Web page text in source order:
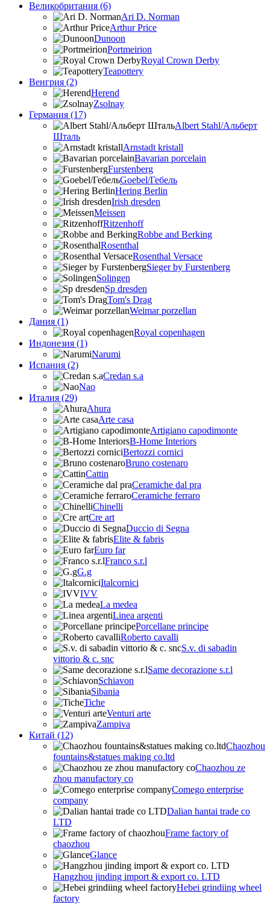
Великобритания (6)
Ari D. Norman
Arthur Price
Dunoon
Portmeirion
Royal Crown Derby
Teapottery
Венгрия (2)
Herend
Zsolnay
Германия (17)
Albert Stahl/Альбеpт
Шталь
Arnstadt kristall
Bavarian porcelain
Furstenberg
Goebel/Гебель
Hering Berlin
Irish dresden
Meissen
Ritzenhoff
Robbe and Berking
Rosenthal
Rosenthal Versace
Sieger by Furstenberg
Solingen
Sp dresden
Tom's Drag
Weimar porzellan
Дания (1)
Royal copenhagen
Индонезия (1)
Narumi
Испания (2)
Credan s.a
Nao
Италия (29)
Ahura
Arte casa
Artigiano capodimonte
B-Home Interiors
Bertozzi cornici
Bruno costenaro
Cattin
Ceramiche dal pra
Ceramiche ferraro
Chinelli
Cre art
Duccio di Segna
Elite & fabris
Euro far
Franco s.r.l
G.g
Italcornici
IVV
La medea
Linea argenti
Porcellane principe
Roberto cavalli
S.v. di sabadin
vittorio & c. snc
Same decorazione s.r.l
Schiavon
Sibania
Tiche
Venturi arte
Zampiva
Китай (12)
Chaozhou
fountains&statues making co.ltd
Chaozhou ze
zhou manufactory co
Comego enterprise
company
Dalian hantai trade co
LTD
Frame factory of
chaozhou
Glance
Hangzhou jinding import & export co. LTD
Hebei grindiing wheel
factory